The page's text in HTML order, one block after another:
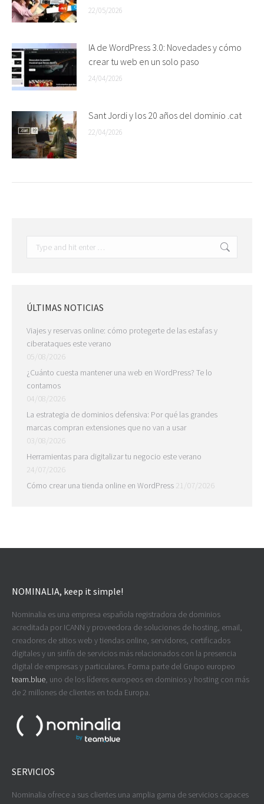
22/05/2026
IA de WordPress 3.0: Novedades y cómo
crear tu web en un solo paso
24/04/2026
Sant Jordi y los 20 años del dominio .cat
22/04/2026
ÚLTIMAS NOTICIAS
Viajes y reservas online: cómo protegerte de las estafas y
ciberataques este verano
05/08/2026
¿Cuánto cuesta mantener una web en WordPress? Te lo
contamos
04/08/2026
La estrategia de dominios defensiva: Por qué las grandes
marcas compran extensiones que no van a usar
03/08/2026
Herramientas para digitalizar tu negocio este verano
24/07/2026
Cómo crear una tienda online en WordPress 21/07/2026
NOMINALIA, keep it simple!
Nominalia es una empresa española registradora de dominios
acreditada por ICANN y proveedora de soluciones de hosting, email,
creadores de sitios web y tiendas online, servidores, certificados
digitales y un sinfín de servicios más relacionados con la presencia
digital de empresas y particulares. Forma parte del Grupo europeo
team.blue, uno de los líderes europeos en dominios y hosting con más
de 2 millones de clientes en toda Europa.
SERVICIOS
Nominalia ofrece a sus clientes una amplia gama de servicios capaces